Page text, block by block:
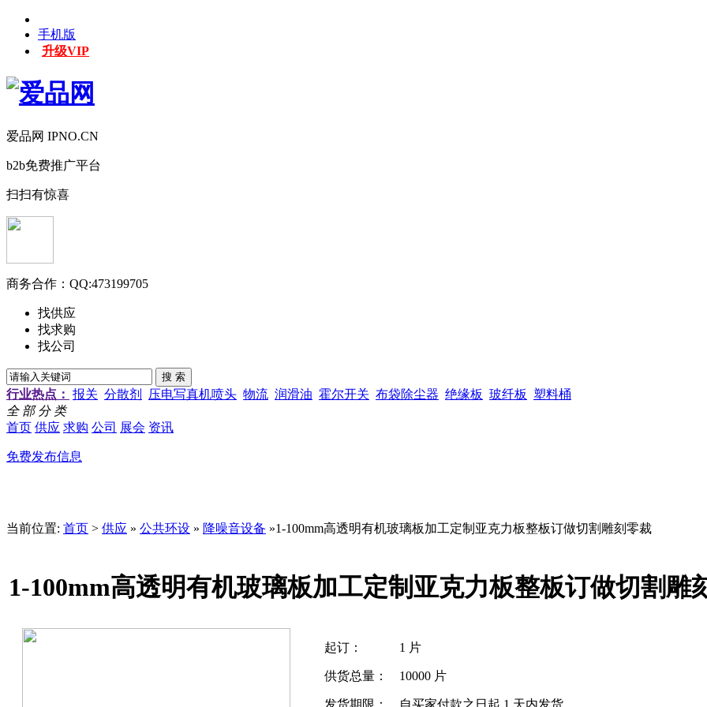
手机版
升级VIP
爱品网 IPNO.CN
b2b免费推广平台
扫扫有惊喜
商务合作： QQ:473199705
找供应
找求购
找公司
行业热点： 报关 分散剂 压电写真机喷头 物流 润滑油 霍尔开关 布袋除尘器 绝缘板 玻纤板
塑料桶
全 部 分 类
首页 供应 求购 公司 展会 资讯
免费发布信息
当前位置: 首页 > 供应 » 公共环设 » 降噪音设备 »1-100mm高透明有机玻璃板加工定制亚克力板整板订做切割雕刻零裁
1-100mm高透明有机玻璃板加工定制亚克力板整板订做切割雕
起订： 1 片
供货总量： 10000 片
发货期限： 自买家付款之日起 1 天内发货